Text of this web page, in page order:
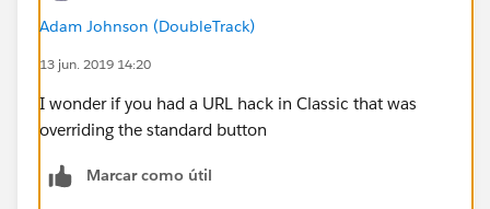
Adam Johnson (DoubleTrack)
13 jun. 2019 14:20
I wonder if you had a URL hack in Classic that was
overriding the standard button
Marcar como útil